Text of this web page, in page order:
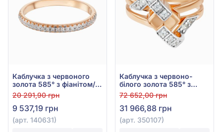
Каблучка з червоного
золота 585° з фіанітом/
куб.цирконієм, арт.
140631
20 291,90 грн
9 537,19 грн
(арт. 140631)
Каблучка з червоно-
білого золота 585° з
фіанітом/куб.цирконієм,
арт. 350107
72 652,00 грн
31 966,88 грн
(арт. 350107)